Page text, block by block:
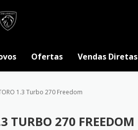
Ofertas Vendas Diretas
1.3 Turbo 270 Freedom
TURBO 270 FREEDOM